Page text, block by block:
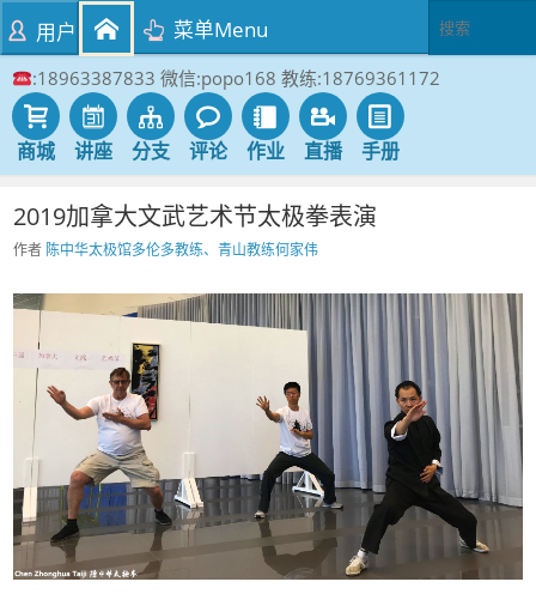
:18963387833 微信:popo168 教练:18769361172
商城 讲座 分支 评论 作业 直播 手册
用户 菜单Menu
2019加拿大文武艺术节太极拳表演
作者 陈中华太极馆多伦多教练、青山教练何家伟